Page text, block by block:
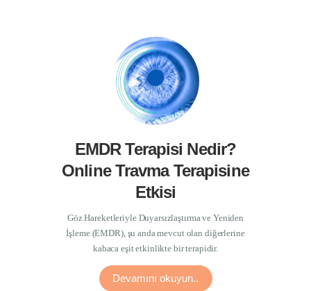
EMDR Terapisi Nedir?
Online Travma Terapisine
Etkisi
Göz Hareketleriyle Duyarsızlaştırma ve Yeniden
İşleme (EMDR), şu anda mevcut olan diğerlerine
kabaca eşit etkinlikte bir terapidir.
Devamını okuyun..